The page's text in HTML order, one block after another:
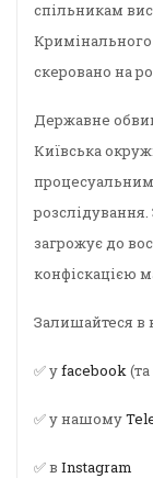
спільникам
скеровано на
Державне
Київська
загрожує до
конфіскацією
Залишайтеся в
✅ уfacebook
✅ у нашому
✅ в Instagram